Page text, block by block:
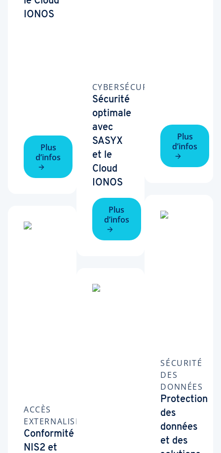
IONOS
Plus
d’infos
ACCÈS
EXTERNALISÉS
Conformité
NIS2 et
CYBERSÉCURITÉ
Sécurité
optimale
avec
SASYX
et le
Cloud
IONOS
Plus
d’infos
Plus
d’infos
SÉCURITÉ
DES
DONNÉES
Protection
des
données
et des